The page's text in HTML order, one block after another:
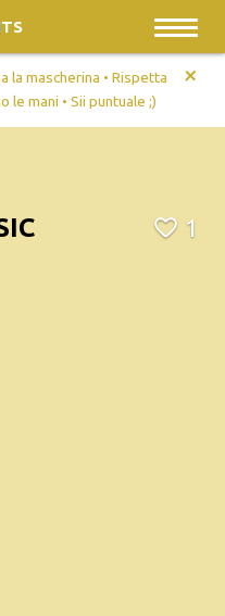
la mascherina • Rispetta
le mani • Sii puntuale ;)
+
1